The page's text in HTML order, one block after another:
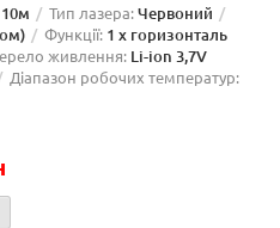
Тип лазера:Червоний
Функції: 1 x горизонталь
живлення: Li-ion 3,7V
Діапазон робочих температур: